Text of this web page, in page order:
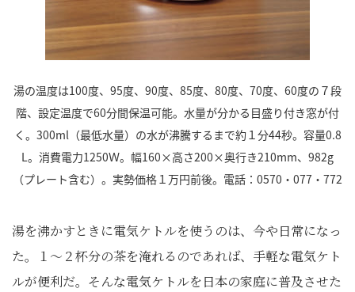
湯の温度は100度、95度、90度、85度、80度、70度、60度の７段
階、設定温度で60分間保温可能。水量が分かる目盛り付き窓が付
く。300ml（最低水量）の水が沸騰するまで約１分44秒。容量0.8
L。消費電力1250Ｗ。幅160×高さ200×奥行き210mm、982g
（プレート含む）。実勢価格１万円前後。電話：0570・077・772
湯を沸かすときに電気ケトルを使うのは、今や日常になっ
た。１～２杯分の茶を淹れるのであれば、手軽な電気ケト
ルが便利だ。そんな電気ケトルを日本の家庭に普及させた